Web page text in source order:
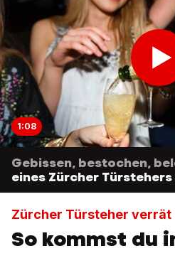
1:08
Gebissen, bestochen,
eines Zürcher Türstehers
Zürcher Türsteher verrät
So kommst du